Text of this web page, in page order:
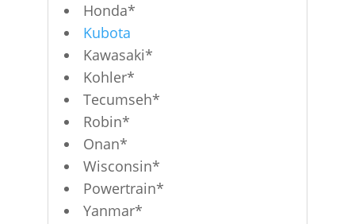
Honda*
Kubota
Kawasaki*
Kohler*
Tecumseh*
Robin*
Onan*
Wisconsin*
Powertrain*
Yanmar*